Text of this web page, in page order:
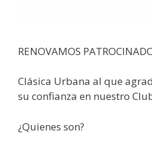
RENOVAMOS
Clásica Urbana al que
su confianza en nuestro
¿Quienes son?